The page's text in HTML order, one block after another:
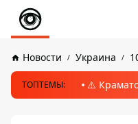
Новости Украина
ТОПТЕМЫ: ⚠️